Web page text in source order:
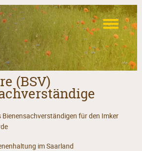
(BSV)
Bienensachverständigen für den Imker
im Saarland